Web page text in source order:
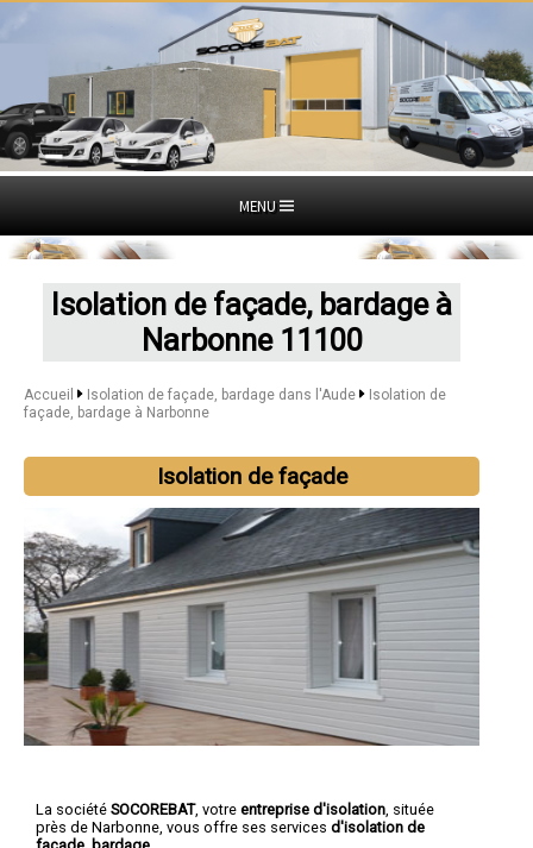
MENU
Isolation de façade, bardage à
Narbonne 11100
Accueil Isolation de façade, bardage dans l'Aude
Isolation de
façade, bardage à Narbonne
Isolation de façade
La société SOCOREBAT, votre entreprise d'isolation , située
près de Narbonne, vous offre ses services d'isolation de